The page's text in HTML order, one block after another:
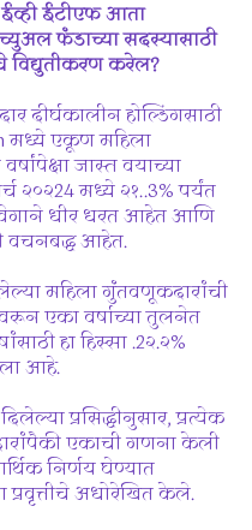
ईटीएफ आता
फंडाच्या सदस्यासाठी
करेल?
दीर्घकालीन होल्डिंगसाठी
मध्ये एकूण महिला
जास्त वयाच्या
२०२24 मध्ये २१..3% पर्यंत
वेगाने धीर धरत आहेत आणि
वचनबद्ध आहेत.
महिला गुंतवणूकदारांची
एका वर्षाच्या तुलनेत
हा हिस्सा .2२.२%
आहे.
प्रसिद्धीनुसार, प्रत्येक
एकाची गणना केली
निर्णय घेण्यात
प्रवृत्तीचे अधोरेखित केले.